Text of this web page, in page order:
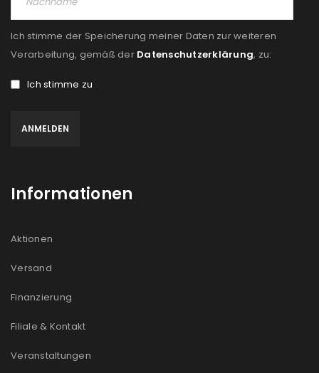
Ich stimme der Speicherung meiner Daten zur weiteren
Verarbeitung, gemäß der Datenschutzerklärung, zu:
Ich stimme zu
Informationen
Aktionen
Versand
Finanzierung
Filiale & Kontakt
Veranstaltungen